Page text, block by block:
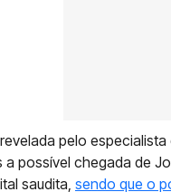
pelo
a possível chegada de
saudita, sendo que o